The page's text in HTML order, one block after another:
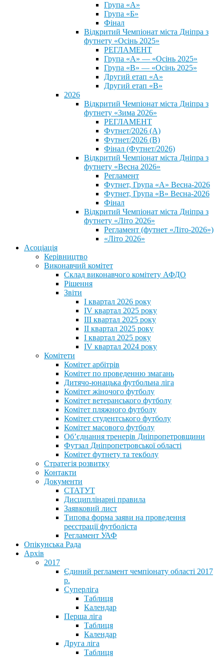
Група «А»
Група «Б»
Фінал
Відкритий Чемпіонат міста Дніпра з
футнету «Осінь 2025»
РЕГЛАМЕНТ
Група «А» — «Осінь 2025»
Група «В» — «Осінь 2025»
Другий етап «А»
Другий етап «В»
2026
Відкритий Чемпіонат міста Дніпра з
футнету «Зима 2026»
РЕГЛАМЕНТ
Футнет/2026 (А)
Футнет/2026 (В)
Фінал (Футнет/2026)
Відкритий Чемпіонат міста Дніпра з
футнету «Весна 2026»
Регламент
Футнет, Група «А» Весна-2026
Футнет, Група «В» Весна-2026
Фінал
Відкритий Чемпіонат міста Дніпра з
футнету «Літо 2026»
Регламент (футнет «Літо-2026»)
«Літо 2026»
Асоціація
Керівництво
Виконавчий комітет
Склад виконавчого комітету АФДО
Рішення
Звіти
I квартал 2026 року
IV квартал 2025 року
III квартал 2025 року
II квартал 2025 року
I квартал 2025 року
IV квартал 2024 року
Комітети
Комітет арбітрів
Комітет по проведенню змагань
Дитячо-юнацька футбольна ліга
Комітет жіночого футболу
Комітет ветеранського футболу
Комітет пляжного футболу
Комітет студентського футболу
Комітет масового футболу
Обʼєднання тренерів Дніпропетровщини
Футзал Дніпропетровської області
Комітет футнету та текболу
Стратегія розвитку
Контакти
Документи
СТАТУТ
Дисциплінарні правила
Заявковий лист
Типова форма заяви на проведення
реєстрації футболіста
Регламент УАФ
Опікунська Рада
Архів
2017
Єдиний регламент чемпіонату області 2017
р.
Суперліга
Таблиця
Календар
Перша ліга
Таблиця
Календар
Друга ліга
Таблиця